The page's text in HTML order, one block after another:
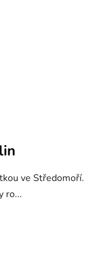
ve Středomoří.
ro...